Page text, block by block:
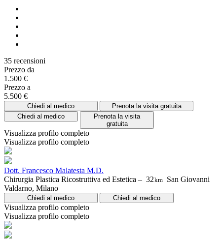
35 recensioni
Prezzo da
1.500 €
Prezzo a
5.500 €
Chiedi al medico
Prenota la visita gratuita
Chiedi al medico
Prenota la visita
gratuita
Visualizza profilo completo
Visualizza profilo completo
Dott. Francesco Malatesta M.D.
Chirurgia Plastica Ricostruttiva ed Estetica – 32km San Giovanni
Valdarno, Milano
Chiedi al medico Chiedi al medico
Visualizza profilo completo
Visualizza profilo completo